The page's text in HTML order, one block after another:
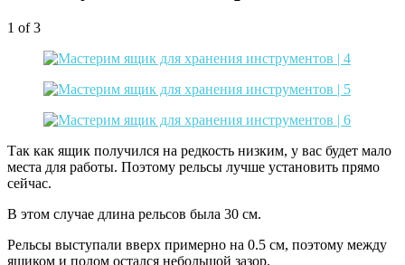
1 of 3
Так как ящик получился на редкость низким, у вас будет мало
места для работы. Поэтому рельсы лучше установить прямо
сейчас.
В этом случае длина рельсов была 30 см.
Рельсы выступали вверх примерно на 0.5 см, поэтому между
ящиком и полом остался небольшой зазор.